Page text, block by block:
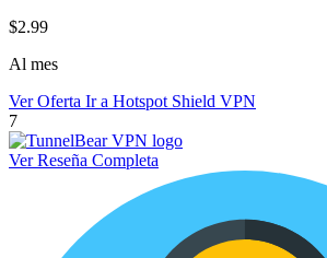
$2.99
Al mes
Ver Oferta Ir a Hotspot Shield VPN
7
Ver Reseña Completa